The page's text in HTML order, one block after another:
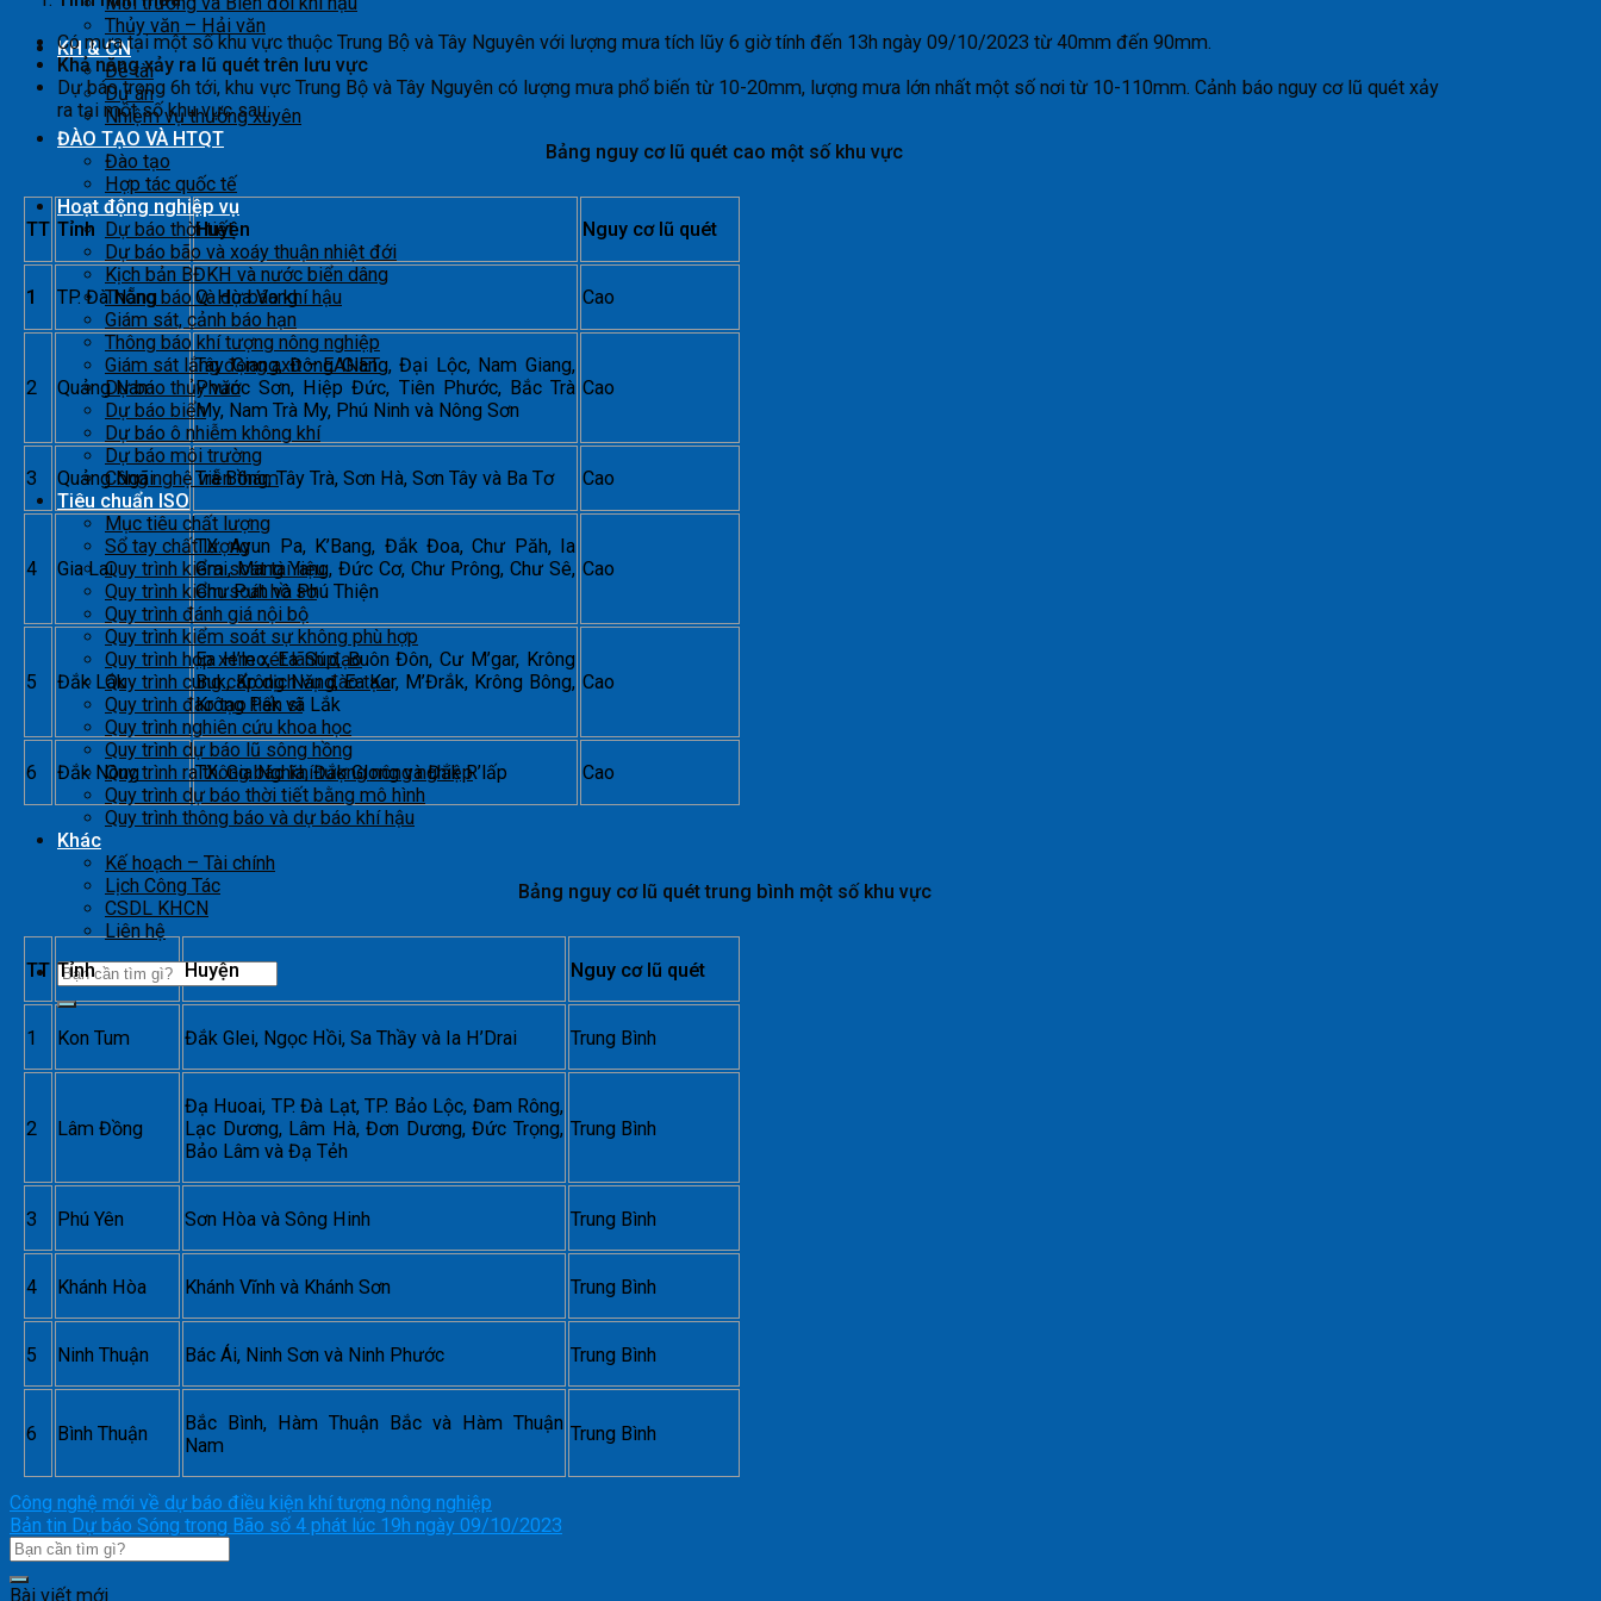
Thủy văn – Hải văn
KH & CN
Đề tài
Dự án
Nhiệm vụ thường xuyên
ĐÀO TẠO VÀ HTQT
Đào tạo
Hợp tác quốc tế
Hoạt động nghiệp vụ
Dự báo thời tiết
Dự báo bão và xoáy thuận nhiệt đới
Kịch bản BĐKH và nước biển dâng
Thông báo và dự báo khí hậu
Giám sát, cảnh báo hạn
Thông báo khí tượng nông nghiệp
Giám sát lắng đọng axít – EANET
Dự báo thủy văn
Dự báo biển
Dự báo ô nhiễm không khí
Dự báo môi trường
Công nghệ viễn thám
Tiêu chuẩn ISO
Mục tiêu chất lượng
Sổ tay chất lượng
Quy trình kiểm soát tài liệu
Quy trình kiểm soát hồ sơ
Quy trình đánh giá nội bộ
Quy trình kiểm soát sự không phù hợp
Quy trình họp xem xét lãnh đạo
Quy trình cung cấp dịch vụ đào tạo
Quy trình đào tạo tiến sĩ
Quy trình nghiên cứu khoa học
Quy trình dự báo lũ sông hồng
Quy trình ra thông báo khí tượng nông nghiệp
Quy trình dự báo thời tiết bằng mô hình
Quy trình thông báo và dự báo khí hậu
Khác
Kế hoạch – Tài chính
Lịch Công Tác
CSDL KHCN
Liên hệ
Có mưa tại một số khu vực thuộc Trung Bộ và Tây Nguyên với lượng mưa tích lũy 6 giờ tính đến 13h ngày 09/10/2023 từ 40mm đến 90mm.
Khả năng xảy ra lũ quét trên lưu vực
Dự báo trong 6h tới, khu vực Trung Bộ và Tây Nguyên có lượng mưa phổ biến từ 10-20mm, lượng mưa lớn nhất một số nơi từ 10-110mm. Cảnh báo nguy cơ lũ quét xảy
ra tại một số khu vực sau:
Bảng nguy cơ lũ quét cao một số khu vực
TT Tỉnh Huyện Nguy cơ lũ quét
1 TP. Đà Nẵng Q. Hòa Vang Cao
2 Quảng Nam
Tây Giang, Đông Giang, Đại Lộc, Nam Giang,
Phước Sơn, Hiệp Đức, Tiên Phước, Bắc Trà
My, Nam Trà My, Phú Ninh và Nông Sơn
Cao
3 Quảng Ngãi Trà Bồng, Tây Trà, Sơn Hà, Sơn Tây và Ba Tơ Cao
4 Gia Lai
TX. Ayun Pa, K’Bang, Đắk Đoa, Chư Păh, Ia
Grai, Mang Yang, Đức Cơ, Chư Prông, Chư Sê,
Chư Pưh và Phú Thiện
Cao
5 Đắk Lắk
Ea H’leo, Ea Súp, Buôn Đôn, Cư M’gar, Krông
Buk, Krông Năng, Ea Kar, M’Đrắk, Krông Bông,
Krông Pak và Lắk
Cao
6 Đắk Nông TX. Gia Nghĩa, Đắk Glong và Đắk R’lấp Cao
Bảng nguy cơ lũ quét trung bình một số khu vực
TT Tỉnh Huyện Nguy cơ lũ quét
1 Kon Tum Đắk Glei, Ngọc Hồi, Sa Thầy và Ia H’Drai Trung Bình
2 Lâm Đồng
Đạ Huoai, TP. Đà Lạt, TP. Bảo Lộc, Đam Rông,
Lạc Dương, Lâm Hà, Đơn Dương, Đức Trọng,
Bảo Lâm và Đạ Tẻh
Trung Bình
3 Phú Yên Sơn Hòa và Sông Hinh Trung Bình
4 Khánh Hòa Khánh Vĩnh và Khánh Sơn Trung Bình
5 Ninh Thuận Bác Ái, Ninh Sơn và Ninh Phước Trung Bình
6 Bình Thuận
Bắc Bình, Hàm Thuận Bắc và Hàm Thuận
Nam
Trung Bình
Công nghệ mới về dự báo điều kiện khí tượng nông nghiệp
Bản tin Dự báo Sóng trong Bão số 4 phát lúc 19h ngày 09/10/2023
Bài viết mới